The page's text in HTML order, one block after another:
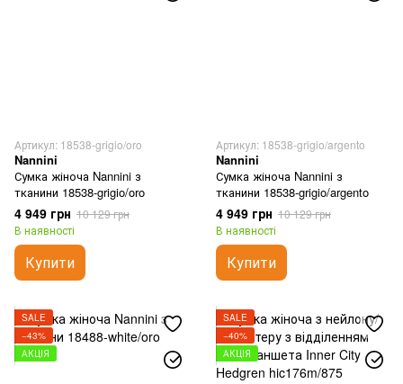
Артикул: 18538-grigio/oro
Nannini
Сумка жіноча Nannini з
тканини 18538-grigio/oro
4 949 грн 10 129 грн
В наявності
Купити
Артикул: 18538-grigio/argento
Nannini
Сумка жіноча Nannini з
тканини 18538-grigio/argento
4 949 грн 10 129 грн
В наявності
Купити
SALE
−43%
АКЦІЯ
SALE
−40%
АКЦІЯ